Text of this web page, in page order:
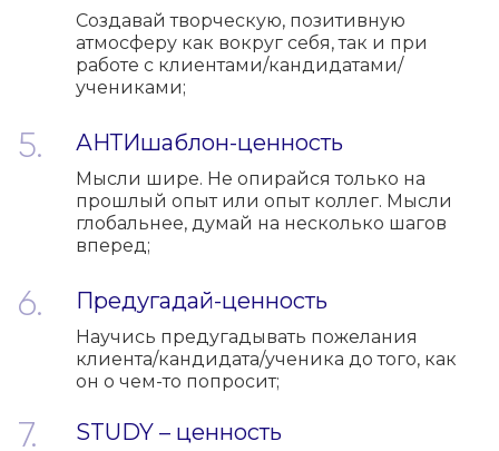
Создавай творческую, позитивную
атмосферу как вокруг себя, так и при
работе с клиентами/кандидатами/
учениками;
АНТИшаблон-ценность
Мысли шире. Не опирайся только на
прошлый опыт или опыт коллег. Мысли
глобальнее, думай на несколько шагов
вперед;
Предугадай-ценность
Научись предугадывать пожелания
клиента/кандидата/ученика до того, как
он о чем-то попросит;
STUDY – ценность